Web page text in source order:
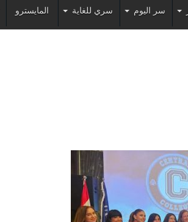
سر اليوم سري للغاية المايسترو